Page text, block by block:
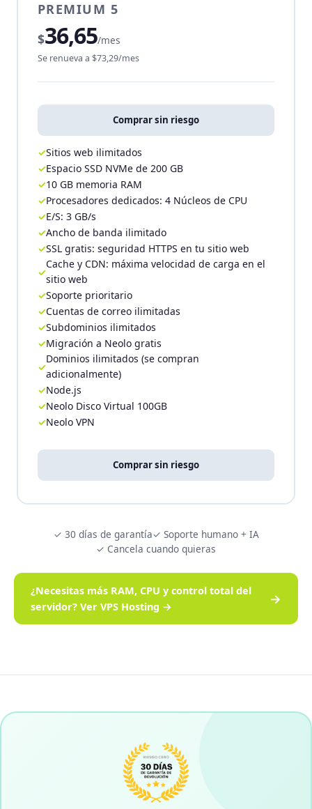
PREMIUM 5
$36,65/mes
Se renueva a $73,29/mes
Comprar sin riesgo
Sitios web ilimitados
Espacio SSD NVMe de 200 GB
10 GB memoria RAM
Procesadores dedicados: 4 Núcleos de CPU
E/S: 3 GB/s
Ancho de banda ilimitado
SSL gratis: seguridad HTTPS en tu sitio web
Cache y CDN: máxima velocidad de carga en el
sitio web
Soporte prioritario
Cuentas de correo ilimitadas
Subdominios ilimitados
Migración a Neolo gratis
Dominios ilimitados (se compran
adicionalmente)
Node.js
Neolo Disco Virtual 100GB
Neolo VPN
Comprar sin riesgo
✓ 30 días de garantía✓ Soporte humano + IA
✓ Cancela cuando quieras
¿Necesitas más RAM, CPU y control total del
servidor? Ver VPS Hosting →
→